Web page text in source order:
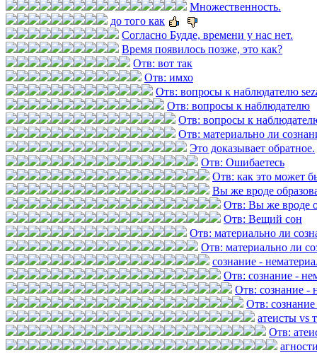
Множественность.
до того как
Согласно Будде, времени у нас нет.
Время появилось позже, это как?
Отв: вот так
Отв: имхо
Отв: вопросы к наблюдателю
Отв: вопросы к наблюдателю
Отв: вопросы к
Отв: материально ли
Это доказывает обратное.
Отв: Ошибаетесь
Отв: как это может
Вы же вроде
Отв: Вы же вроде
Отв: Вещий сон
Отв: материально ли
Отв: материально ли
сознание -
Отв: сознание -
Отв: сознание -
Отв:
атеисты vs
Отв: